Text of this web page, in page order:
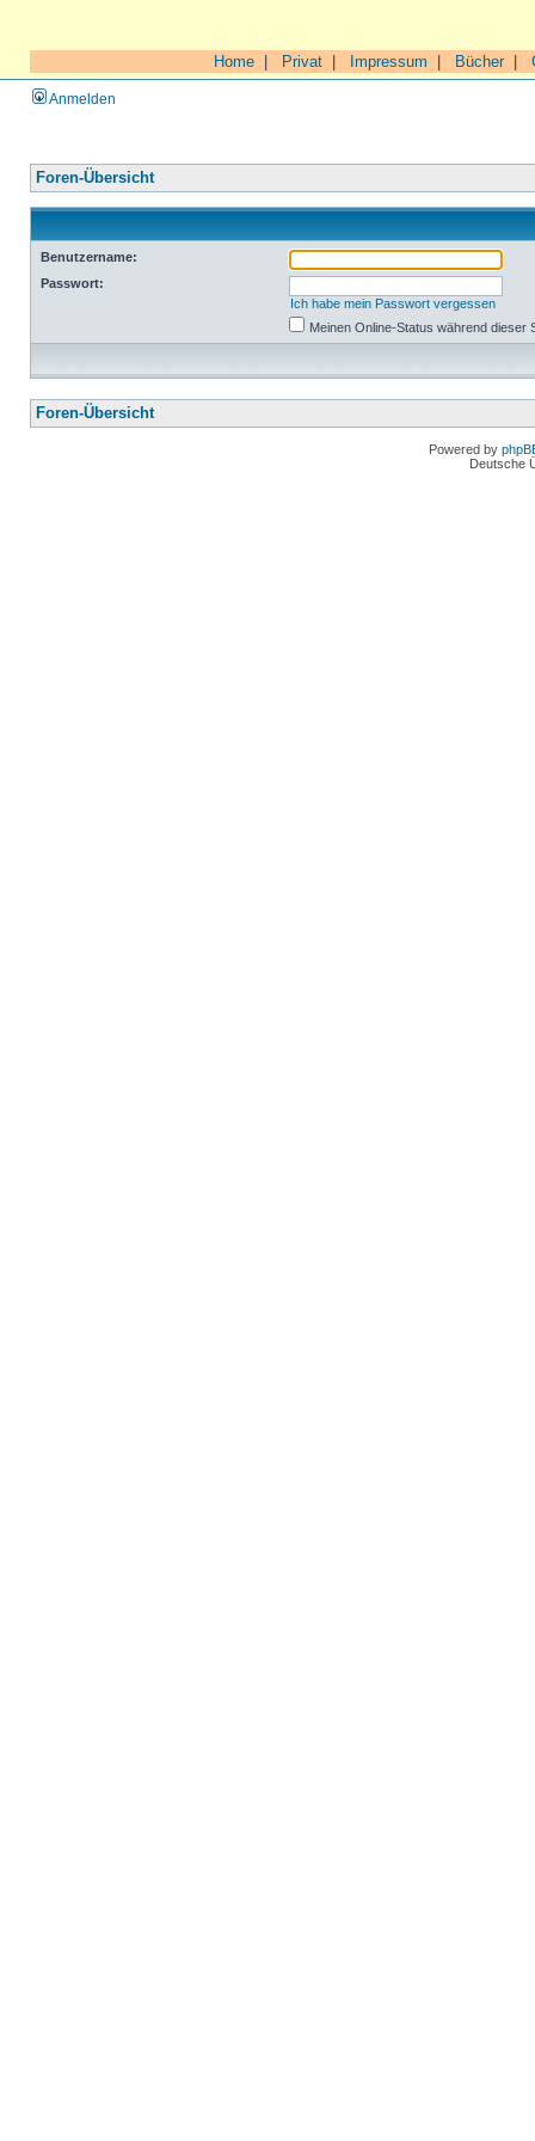
Home Privat Impressum Bücher|
Anmelden
Foren-Übersicht
Benutzername:
Passwort:
Ich habe mein Passwort vergessen
Meinen Online-Status während dieser
Foren-Übersicht
Powered by
Deutsche